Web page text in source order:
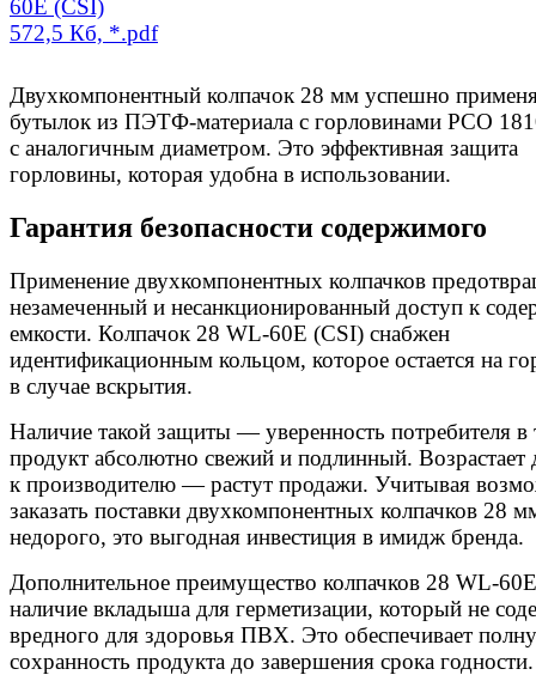
60E (CSI)
572,5 Кб, *.pdf
Двухкомпонентный колпачок 28 мм успешно
бутылок из ПЭТФ-материала с горловинами РСО
с аналогичным диаметром. Это эффективная защита
горловины, которая удобна в использовании.
Гарантия безопасности содержимого
Применение двухкомпонентных колпачков
незамеченный и несанкционированный доступ к
емкости. Колпачок 28 WL-60E (CSI) снабжен
идентификационным кольцом, которое остается на
в случае вскрытия.
Наличие такой защиты — уверенность потребителя в
продукт абсолютно свежий и подлинный. Возрастает
к производителю — растут продажи. Учитывая
заказать поставки двухкомпонентных колпачков 28
недорого, это выгодная инвестиция в имидж бренда.
Дополнительное преимущество колпачков 28 WL-
наличие вкладыша для герметизации, который не
вредного для здоровья ПВХ. Это обеспечивает
сохранность продукта до завершения срока годности.